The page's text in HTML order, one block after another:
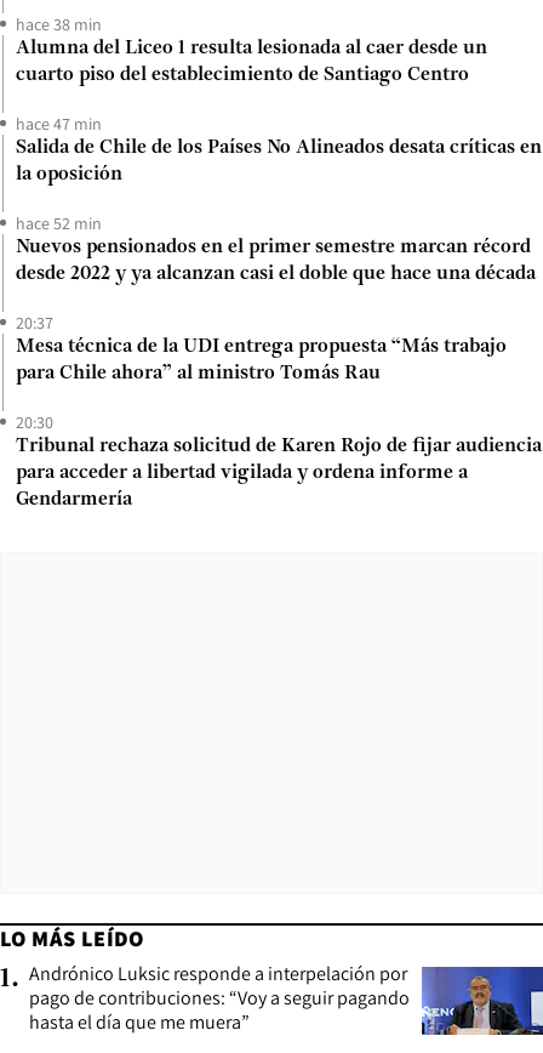
hace 38 min
Alumna del Liceo 1 resulta lesionada al caer desde un
cuarto piso del establecimiento de Santiago Centro
hace 47 min
Salida de Chile de los Países No Alineados desata críticas en
la oposición
hace 52 min
Nuevos pensionados en el primer semestre marcan récord
desde 2022 y ya alcanzan casi el doble que hace una década
20:37
Mesa técnica de la UDI entrega propuesta “Más trabajo
para Chile ahora” al ministro Tomás Rau
20:30
Tribunal rechaza solicitud de Karen Rojo de fijar audiencia
para acceder a libertad vigilada y ordena informe a
Gendarmería
LO MÁS LEÍDO
1. Andrónico Luksic responde a interpelación por
pago de contribuciones: “Voy a seguir pagando
hasta el día que me muera”